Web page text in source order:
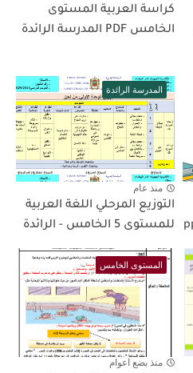
كراسة العربية المستوى
الخامس PDF المدرسة الرائدة
المدرسة الرائدة
منذ عام
التوزيع المرحلي اللغة العربية
للمستوى 5 الخامس - الرائدة
المستوى الخامس
منذ بضع اعوام